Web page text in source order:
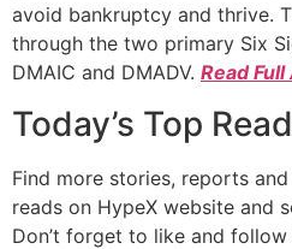
avoid bankruptcy and thrive.
through the two primary Six
DMAIC and DMADV. Read
Today’s Top
Find more stories, reports
reads on HypeX website and
Don’t forget to like and follow